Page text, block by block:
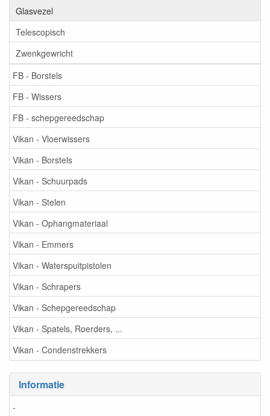
Glasvezel
Telescopisch
Zwenkgewricht
FB - Borstels
FB - Wissers
FB - schepgereedschap
Vikan - Vloerwissers
Vikan - Borstels
Vikan - Schuurpads
Vikan - Stelen
Vikan - Ophangmateriaal
Vikan - Emmers
Vikan - Waterspuitpistolen
Vikan - Schrapers
Vikan - Schepgereedschap
Vikan - Spatels, Roerders, ...
Vikan - Condenstrekkers
Informatie
-